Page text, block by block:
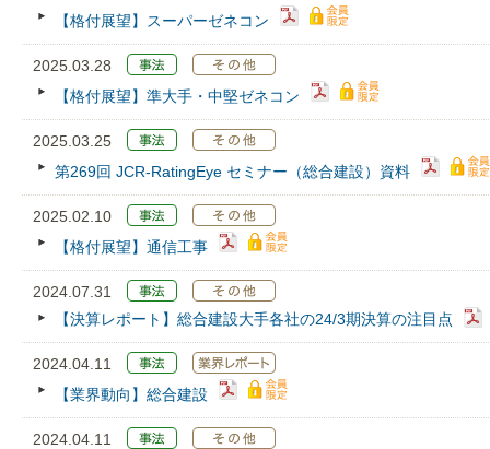
【格付展望】スーパーゼネコン
2025.03.28
【格付展望】準大手・中堅ゼネコン
2025.03.25
第269回 JCR‐RatingEye セミナー（総合建設）資料
2025.02.10
【格付展望】通信工事
2024.07.31
【決算レポート】総合建設大手各社の24/3期決算の注目点
2024.04.11
【業界動向】総合建設
2024.04.11